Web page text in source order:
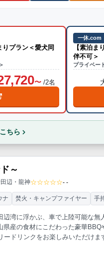
りプラン＜愛犬同
/2名
一休.com
【素泊ま
伴不可＞
プライベー
ちら
～
辺・龍神☆☆☆☆☆- -
辺湾に浮かぶ、車で上陸可能な
県産の食材にこだわった豪華
ードリンクをお楽しみいただけ
ナ 焚火・キャンプファイヤー 手